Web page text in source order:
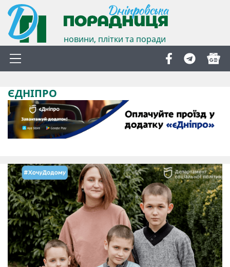
новини, плітки та поради
ЄДНІПРО